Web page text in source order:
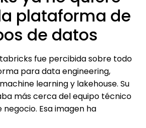
plataforma de
de datos
fue percibida sobre todo
para data engineering,
learning y lakehouse. Su
más cerca del equipo técnico
negocio. Esa imagen ha